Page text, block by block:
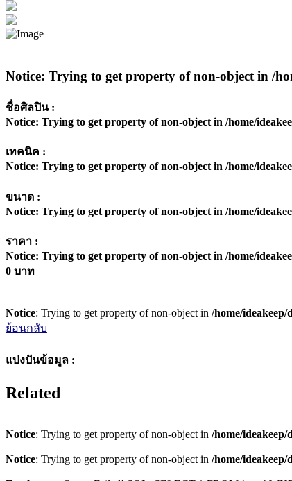
Notice: Trying to get property of non-object in /
ชื่อศิลปิน :
Notice: Trying to get property of non-object in /home/
เทคนิค :
Notice: Trying to get property of non-object in /home/
ขนาด :
Notice: Trying to get property of non-object in /home/
ราคา :
Notice: Trying to get property of non-object in /home/
0 บาท
Notice: Trying to get property of non-object in /home/
ย้อนกลับ
แบ่งปันข้อมูล :
Related
Notice: Trying to get property of non-object in /home/
Notice: Trying to get property of non-object in /home/